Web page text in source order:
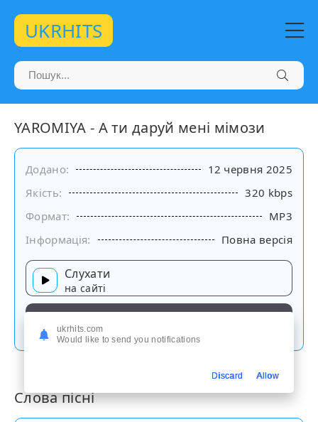
UKRHITS
YAROMIYA - А ти даруй мені мімози
Додано:
12 червня 2025
Якість:
320 kbps
Формат:
MP3
Інформація:
Повна версія
Слухати
на сайті
Слова пісні
ukrhits.com
Would like to send you notifications
Discard Allow